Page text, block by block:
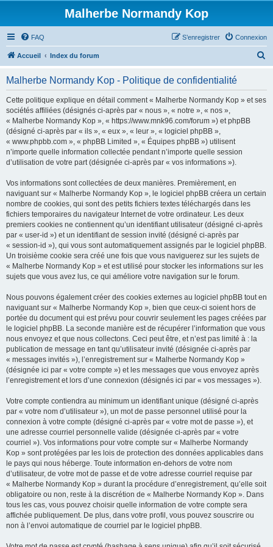
Malherbe Normandy Kop
FAQ Connexion
S’enregistrer
Accueil Index du forum
Malherbe Normandy Kop - Politique de confidentialité
Cette politique explique en détail comment « Malherbe Normandy Kop » et ses
sociétés affiliées (désignés ci-après par « nous », « notre », « nos »,
« Malherbe Normandy Kop », « https://www.mnk96.com/forum ») et phpBB
(désigné ci-après par « ils », « eux », « leur », « logiciel phpBB »,
« www.phpbb.com », « phpBB Limited », « Équipes phpBB ») utilisent
n’importe quelle information collectée pendant n’importe quelle session
d’utilisation de votre part (désignée ci-après par « vos informations »).
Vos informations sont collectées de deux manières. Premièrement, en
naviguant sur « Malherbe Normandy Kop », le logiciel phpBB créera un certain
nombre de cookies, qui sont des petits fichiers textes téléchargés dans les
fichiers temporaires du navigateur Internet de votre ordinateur. Les deux
premiers cookies ne contiennent qu’un identifiant utilisateur (désigné ci-après
par « user-id ») et un identifiant de session invité (désigné ci-après par
« session-id »), qui vous sont automatiquement assignés par le logiciel phpBB.
Un troisième cookie sera créé une fois que vous naviguerez sur les sujets de
« Malherbe Normandy Kop » et est utilisé pour stocker les informations sur les
sujets que vous avez lus, ce qui améliore votre navigation sur le forum.
Nous pouvons également créer des cookies externes au logiciel phpBB tout en
naviguant sur « Malherbe Normandy Kop », bien que ceux-ci soient hors de
portée du document qui est prévu pour couvrir seulement les pages créées par
le logiciel phpBB. La seconde manière est de récupérer l’information que vous
nous envoyez et que nous collectons. Ceci peut être, et n’est pas limité à : la
publication de message en tant qu’utilisateur invité (désignée ci-après par
« messages invités »), l’enregistrement sur « Malherbe Normandy Kop »
(désignée ici par « votre compte ») et les messages que vous envoyez après
l’enregistrement et lors d’une connexion (désignés ici par « vos messages »).
Votre compte contiendra au minimum un identifiant unique (désigné ci-après
par « votre nom d’utilisateur »), un mot de passe personnel utilisé pour la
connexion à votre compte (désigné ci-après par « votre mot de passe »), et
une adresse courriel personnelle valide (désignée ci-après par « votre
courriel »). Vos informations pour votre compte sur « Malherbe Normandy
Kop » sont protégées par les lois de protection des données applicables dans
le pays qui nous héberge. Toute information en-dehors de votre nom
d’utilisateur, de votre mot de passe et de votre adresse courriel requise par
« Malherbe Normandy Kop » durant la procédure d’enregistrement, qu’elle soit
obligatoire ou non, reste à la discrétion de « Malherbe Normandy Kop ». Dans
tous les cas, vous pouvez choisir quelle information de votre compte sera
affichée publiquement. De plus, dans votre profil, vous pouvez souscrire ou
non à l’envoi automatique de courriel par le logiciel phpBB.